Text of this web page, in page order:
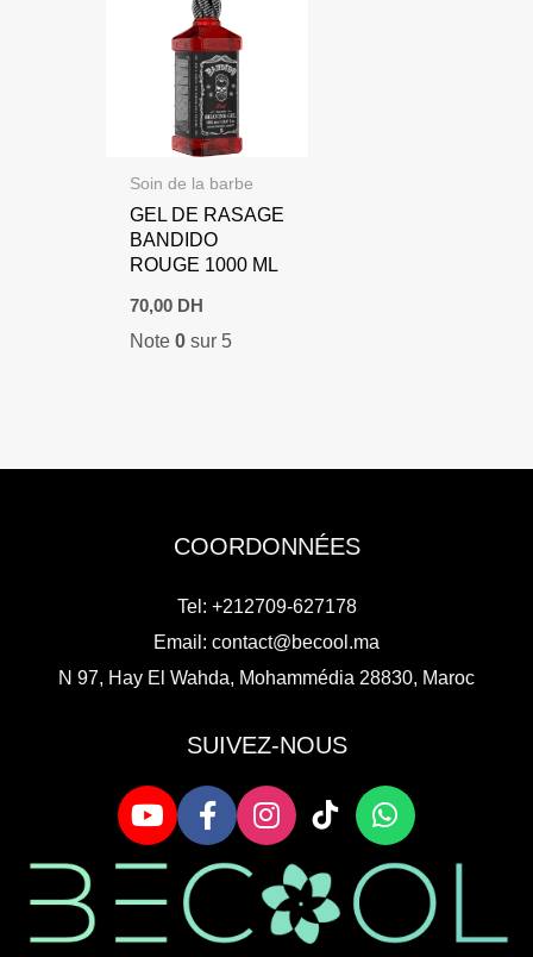
Soin de la barbe
GEL DE RASAGE
BANDIDO
ROUGE 1000 ML
70,00 DH
Note 0sur 5
COORDONNÉES
Tel: +212709-627178
Email: contact@becool.ma
N 97, Hay El Wahda, Mohammédia 28830, Maroc
SUIVEZ-NOUS